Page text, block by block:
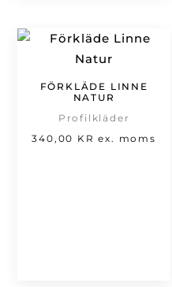
FÖRKLÄDE LINNE
NATUR
Profilkläder
340,00 KR ex. moms